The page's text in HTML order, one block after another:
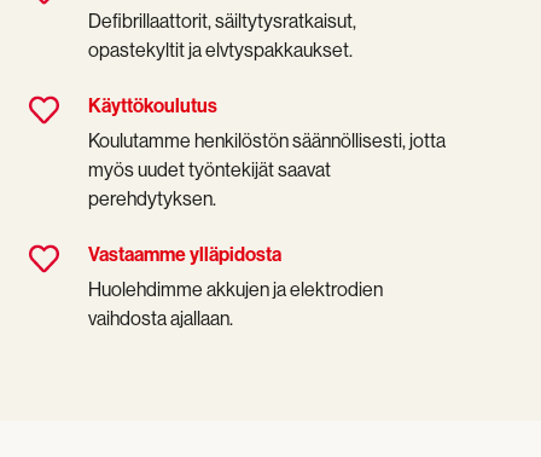
Defibrillaattorit, säiltytysratkaisut,
opastekyltit ja elvtyspakkaukset.
Käyttökoulutus
Koulutamme henkilöstön säännöllisesti, jotta
myös uudet työntekijät saavat
perehdytyksen.
Käyttökoulutus
Vastaamme ylläpidosta
Huolehdimme akkujen ja elektrodien
vaihdosta ajallaan.
Vastaamme
ylläpidosta